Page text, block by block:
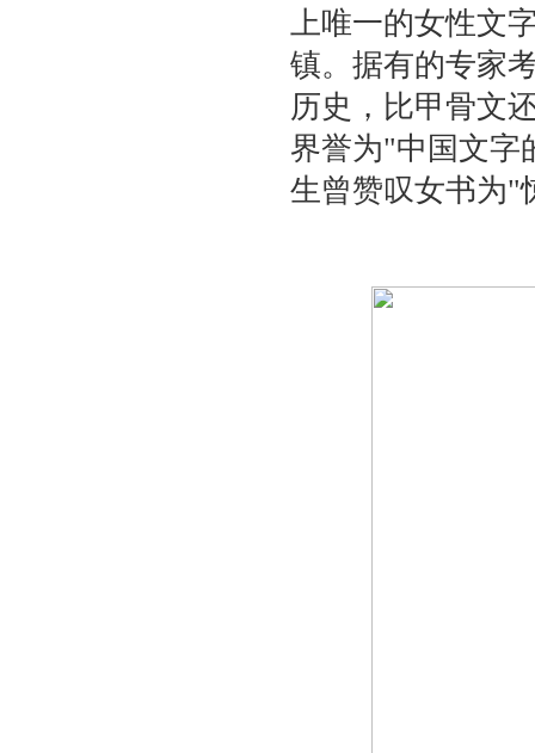
上唯一的女性文
镇。据有的专家
历史，比甲骨文
界誉为"中国文字
生曾赞叹女书为"